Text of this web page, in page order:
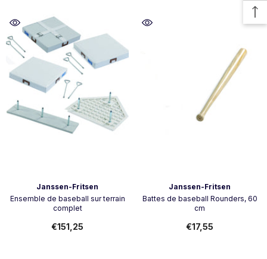
Vendeur:Janssen-Fritsen
Ensemble de baseball sur terrain
complet
€151,25
Vendeur:Janssen-Fritsen
Battes de baseball Rounders, 60
cm
€17,55